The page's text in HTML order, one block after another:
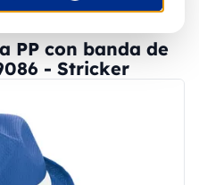
PP con banda de
- Stricker